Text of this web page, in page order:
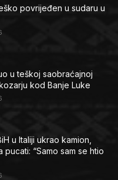
povrijeđen u sudaru u
u teškoj saobraćajnoj
kod Banje Luke
u Italiji ukrao kamion,
pucati: “Samo sam se htio